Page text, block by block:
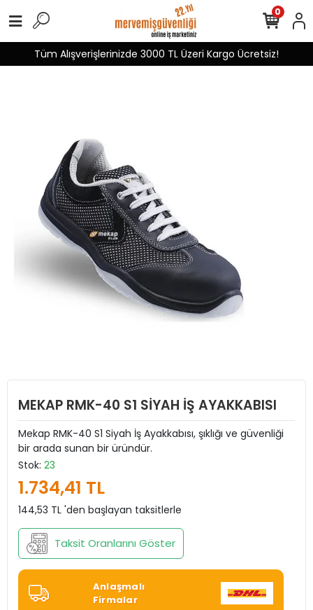
Tüm Alışverişlerinizde 3000 TL Üzeri Kargo Ücretsiz!
0
MEKAP RMK-40 S1 SİYAH İŞ AYAKKABISI
Mekap RMK-40 S1 Siyah İş Ayakkabısı, şıklığı ve güvenliği
bir arada sunan bir üründür.
Stok: 23
1.734,41 TL
144,53 TL 'den başlayan taksitlerle
Taksit Oranlarını Göster
Anlaşmalı
Firmalar